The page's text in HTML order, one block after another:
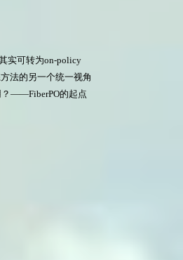
实可转为on-policy
法的另一个统一视角
？——FiberPO的起点